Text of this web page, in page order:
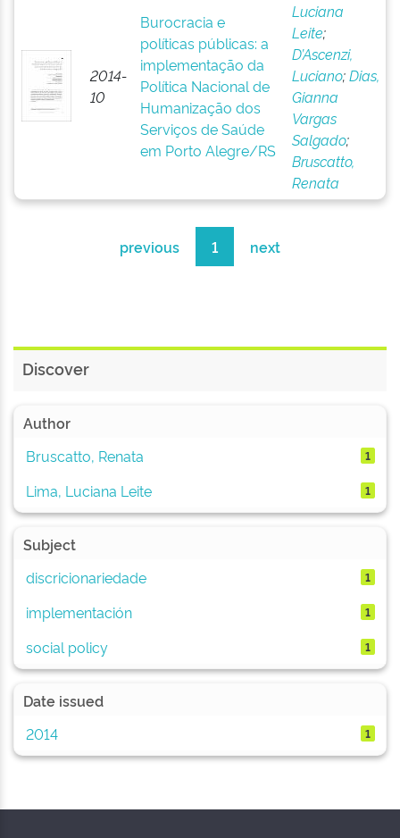
2014-
10
Burocracia e
políticas públicas: a
implementação da
Política Nacional de
Humanização dos
Serviços de Saúde
em Porto Alegre/RS
Luciana
Leite;
D’Ascenzi,
Luciano;Dias,
Gianna
Vargas
Salgado;
Bruscatto,
Renata
previous 1 next
Discover
Author
Bruscatto, Renata
1
Lima, Luciana Leite 1
Subject
discricionariedade
1
implementación 1
social policy 1
Date issued
2014
1